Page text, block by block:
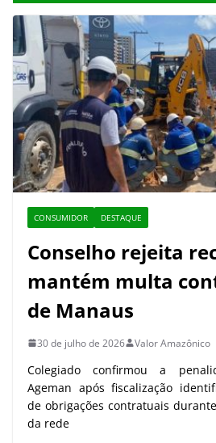
CONSUMIDOR DESTAQUE
Conselho rejeita
mantém multa
de Manaus
30 de julho de 2026 Valor Amazônico
Colegiado confirmou a
Ageman após fiscalização
de obrigações contratuais
da rede